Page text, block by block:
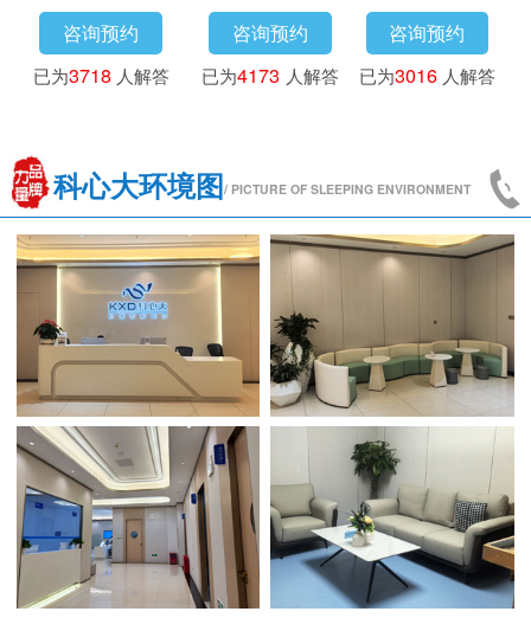
咨询预约
已为3718 人解答
咨询预约
已为4173 人解答
咨询预约
已为3016 人解答
科心大环境图/ PICTURE OF SLEEPING ENVIRONMENT